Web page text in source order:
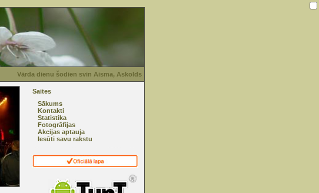
Vārda dienu šodien svin Aisma, Askolds
Saites
Sākums
Kontakti
Statistika
Fotogrāfijas
Akcijas aptauja
Iesūti savu rakstu